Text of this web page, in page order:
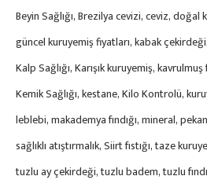
Beyin Sağlığı Brezilya cevizi ceviz doğal
güncel kuruyemiş fiyatları kabak çekirdeği
Kalp Sağlığı Karışık kuruyemiş kavrulmuş
Kemik Sağlığı kestane Kilo Kontrolü
leblebi makademya fındığı mineral
sağlıklı atıştırmalık Siirt fıstığı taze
tuzlu ay çekirdeği tuzlu badem tuzlu